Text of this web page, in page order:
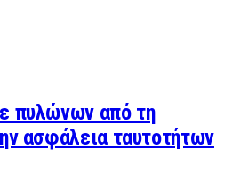
πυλώνων από τη
ασφάλεια ταυτοτήτων